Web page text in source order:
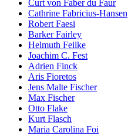
Curt von Faber du Faur
Cathrine Fabricius-Hansen
Robert Faesi
Barker Fairley
Helmuth Feilke
Joachim C. Fest
Adrien Finck
Aris Fioretos
Jens Malte Fischer
Max Fischer
Otto Flake
Kurt Flasch
Maria Carolina Foi